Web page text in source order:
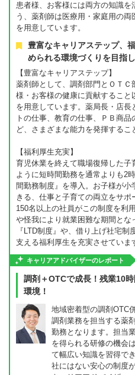
患者様、お客様には両方の知識を
う、薬剤師は医療用・家庭用の
を用意しています。
豊富なキャリアステップ、
められる環境づくりを目指し
【豊富なキャリアステップ】
薬剤師として、調剤部門とＯＴ
様・お客様の健康に貢献するこ
を用意しています。薬局長・店
トの仕事、教育の仕事、ＰＢ商
ど、さまざまな能力を発揮するこ
【福利厚生充実】
育児休業を終えて職場復帰した
ように短時間勤務を通常よりも2
間勤務制度』を導入。お子様が
きる、仕事と子育ての両立をサ
150名以上の社員がこの制度を利
や怪我により就業困難な期間と
『LTD制度』や、借り上げ社宅
支える福利厚生を充実させていま
キャリアアドバイザーのレポート
調剤＋OTCで成長！残業10
環境！
地域密着型の調剤OTC
調剤業務を担当する薬
勤務となります。担当
を得られる研修の機会
て幅広い知識を習得で
社にはない安心の制度